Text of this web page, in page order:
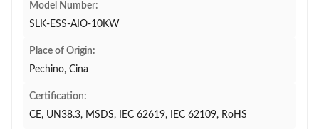
Model Number:
SLK-ESS-AIO-10KW
Place of Origin:
Pechino, Cina
Certification:
CE, UN38.3, MSDS, IEC 62619, IEC 62109, RoHS